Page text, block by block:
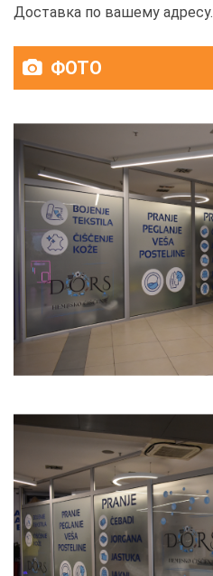
Доставка по вашему адресу.
ФОТО